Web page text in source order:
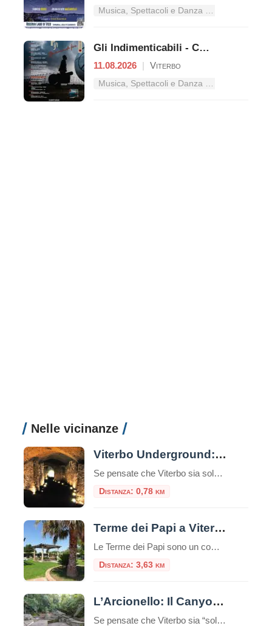
Gli Indimenticabili - Concerto pop
11.08.2026 | Viterbo
Nelle vicinanze
Viterbo Underground: alla scoperta di un mondo sotterraneo
Se pensate che Viterbo sia solo una città di piazze storiche, chiese medievali e terme curative, preparatevi a scoprire una faccia segreta della città: il suo sottosuolo, ricco di misteri, leggende e storia dimenticata. Viterbo, infatti, non è solo la “Città dei Papi” – ma è anche una delle città italiane che custodisce un labirinto […]
Distanza: 0,78 km
Terme dei Papi a Viterbo
Le Terme dei Papi sono un complesso termale situato nella città di Viterbo, nel Lazio.Queste terme sono conosciute per la loro storia antica e la reputazione di offrire benefici per la salute e il benessere. Storia e Origine delle Terme dei Papi Le Terme dei Papi hanno una lunga storia che risale all’epoca romana.Il nome […]
Distanza: 3,63 km
L’Arcionello: Il Canyon Segreto alle Porte di Viterbo
Se pensate che Viterbo sia “solo” il Palazzo dei Papi e le terme, preparatevi a una sorpresa. A pochi passi dalle mura medievali della città, un cuneo di verde selvaggio si insinua verso il cuore della Tuscia: è la Riserva Naturale Regionale della Valle dell’Arcionello. Per un turista, scoprire l’Arcionello è come trovare un passaggio […]